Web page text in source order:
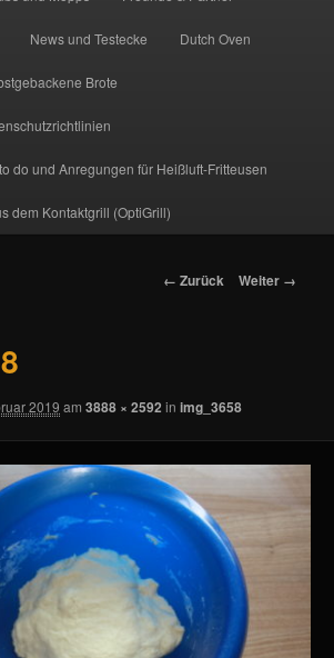
News und Testecke Dutch Oven
Brote
do und Anregungen für Heißluft-Fritteusen
dem Kontaktgrill (OptiGrill)
Bilder-
← Zurück Weiter →
2019 am3888 × 2592 inimg_3658